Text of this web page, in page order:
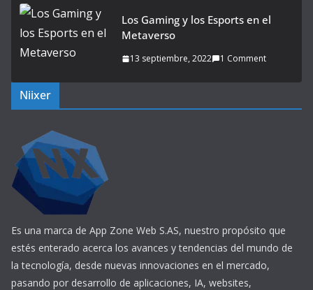
Los Gaming y los Esports en el
Metaverso
13 septiembre, 2022 1 Comment
Niixer
Es una marca de App Zone Web S.AS, nuestro propósito que
estés enterado acerca los avances y tendencias del mundo de
la tecnología, desde nuevas innovaciones en el mercado,
pasando por desarrollo de aplicaciones, IA, websites,